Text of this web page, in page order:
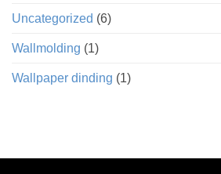
Uncategorized (6)
Wallmolding (1)
Wallpaper dinding (1)